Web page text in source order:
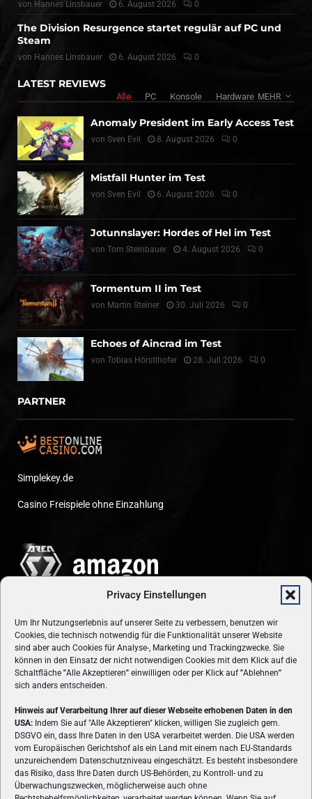
Privacy Einstellungen
Um Ihr Nutzungserlebnis auf unserer Seite zu verbessern, benutzen wir
Cookies, die technisch notwendig für die Funktionalität unserer Website
sind aber auch Cookies für Analyse-, Marketing und Trackingzwecke. Sie
können in den Einsatz der nicht notwendigen Cookies mit dem Klick auf die
Schaltfläche "Alle Akzeptieren" einwilligen oder per Klick auf"Ablehnen"
sich anders entscheiden.
Hinweis auf Verarbeitung Ihrer auf dieser Webseite erhobenen Daten in den
USA: Indem Sie auf "Alle Akzeptieren" klicken, willigen Sie zugleich gem.
DSGVO ein, dass Ihre Daten in den USA verarbeitet werden. Die USA werden
vom Europäischen Gerichtshof als ein Land mit einem nach EU-Standards
unzureichendem Datenschutzniveau eingeschätzt. Es besteht insbesondere
das Risiko, dass Ihre Daten durch US-Behörden, zu Kontroll- und zu
Überwachungszwecken, möglicherweise auch ohne
von Hannes Linsbauer 6. August 2026 0
The Division Resurgence startet regulär auf PC und
Steam
von Hannes Linsbauer 6. August 2026 0
LATEST REVIEWS
Alle PC Konsole Hardware MEHR
Anomaly President im Early Access Test
von Sven Evil 8. August 2026 0
Mistfall Hunter im Test
von Sven Evil 6. August 2026 0
Jotunnslayer: Hordes of Hel im Test
von Tom Steinbauer 4. August 2026 0
Tormentum II im Test
von Martin Steiner 30. Juli 2026 0
Echoes of Aincrad im Test
von Tobias Hörstlhofer 28. Juli 2026 0
PARTNER
Simplekey.de
Casino Freispiele ohne Einzahlung
ÜBER UNS
VON GAMERN, FÜR GAMER! Gamers.at ist das älteste Online-
Spielemagazin Österreichs und bringt täglich aktuelle News,
Reviews und Videos zu PC- und Konsolenspielen, Gaming-